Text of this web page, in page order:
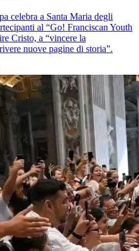
celebra a Santa Maria degli
al “Go! Franciscan Youth
Cristo, a “vincere la
nuove pagine di storia”.